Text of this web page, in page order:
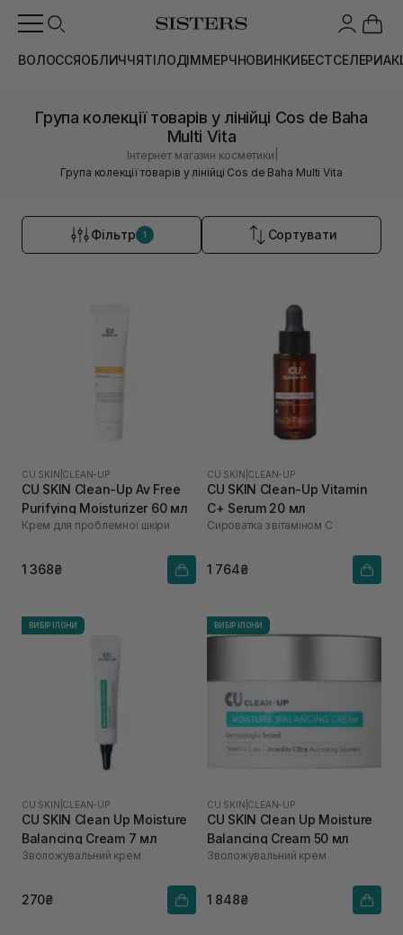
ВОЛОССЯОБЛИЧЧЯТІЛОДІММЕРЧНОВИНКИБЕСТСЕЛЕРИ
Група колекції товарів у лінійці Cos de Baha
Multi Vita
Інтернет магазин косметики
Група колекції товарів у лінійці Cos de Baha Multi Vita
Фільтр 1 Сортувати
CU SKIN CLEAN-UP
CU SKIN Clean-Up Av Free
Purifying Moisturizer 60 мл
Крем для проблемної шкіри
1 368₴
CU SKIN CLEAN-UP
CU SKIN Clean-Up Vitamin
C+ Serum 20 мл
Сироватка з вітаміном С
1 764₴
ВИБІР ІЛОНИ
CU SKIN CLEAN-UP
CU SKIN Clean Up Moisture
Balancing Cream 7 мл
Зволожувальний крем
270₴
ВИБІР ІЛОНИ
CU SKIN CLEAN-UP
CU SKIN Clean Up Moisture
Balancing Cream 50 мл
Зволожувальний крем
1 848₴